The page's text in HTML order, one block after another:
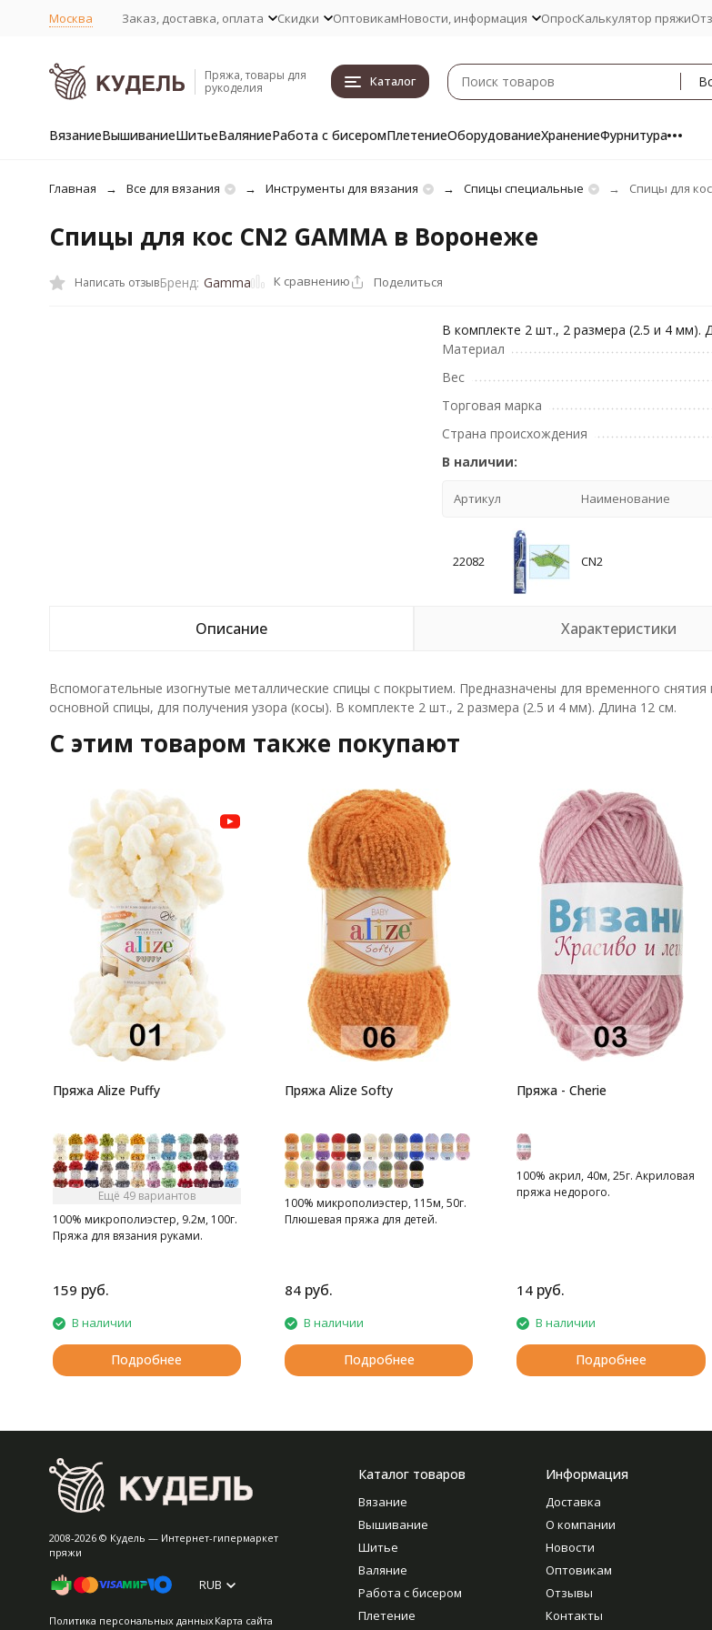
Москва Заказ, доставка, оплата Скидки ОптовикамНовости, информация ОпросКалькулятор пряжи
Пряжа, товары для
рукоделия
Каталог
ВязаниеВышиваниеШитьеВаляниеРабота с бисеромПлетениеОборудованиеХранениеФурнитура
Главная Все для вязания Инструменты для вязания Спицы специальные Спицы для
Спицы для кос CN2 GAMMA в Воронеже
Написать отзывБренд: Gamma К сравнению Поделиться
В комплекте 2 шт., 2 размера (2.5 и 4 мм).
Материал
Вес
Торговая марка
Страна происхождения
В наличии:
Артикул Наименование
22082 CN2
Описание Характеристики
Вспомогательные изогнутые металлические спицы с покрытием. Предназначены для временного снятия
основной спицы, для получения узора (косы). В комплекте 2 шт., 2 размера (2.5 и 4 мм). Длина 12 см.
C этим товаром также покупают
Пряжа Alize Puffy
Ещё 49 вариантов
100% микрополиэстер, 9.2м, 100г.
Пряжа для вязания руками.
159 руб.
В наличии
Подробнее
Пряжа Alize Softy
100% микрополиэстер, 115м, 50г.
Плюшевая пряжа для детей.
84 руб.
В наличии
Подробнее
Пряжа - Cherie
100% акрил, 40м, 25г. Акриловая
пряжа недорого.
14 руб.
В наличии
Подробнее
2008-2026 © Кудель — Интернет-гипермаркет
пряжи
RUB
Политика персональных данныхКарта сайта
Каталог товаров
Вязание
Вышивание
Шитье
Валяние
Работа с бисером
Плетение
Информация
Доставка
О компании
Новости
Оптовикам
Отзывы
Контакты